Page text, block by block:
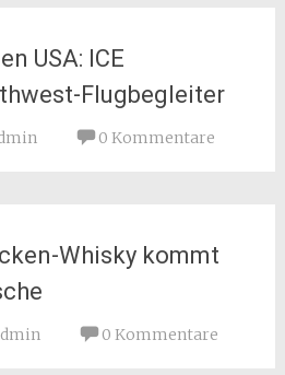
USA: ICE
Flugbegleiter
0 Kommentare
Whisky kommt
0 Kommentare